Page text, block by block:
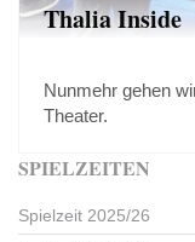
Thalia Inside
Nunmehr gehen
Theater.
SPIELZEITEN
Spielzeit 2025/26